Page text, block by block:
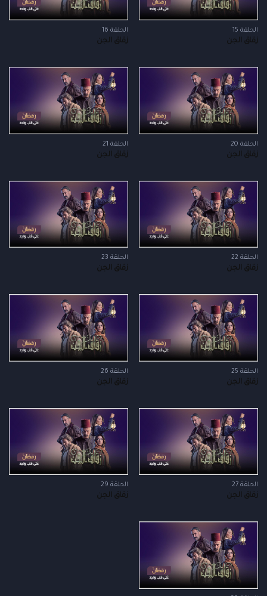
الحلقة 15
زقاق الجن
الحلقة 16
زقاق الجن
الحلقة 20
زقاق الجن
الحلقة 21
زقاق الجن
الحلقة 22
زقاق الجن
الحلقة 23
زقاق الجن
الحلقة 25
زقاق الجن
الحلقة 26
زقاق الجن
الحلقة 27
زقاق الجن
الحلقة 29
زقاق الجن